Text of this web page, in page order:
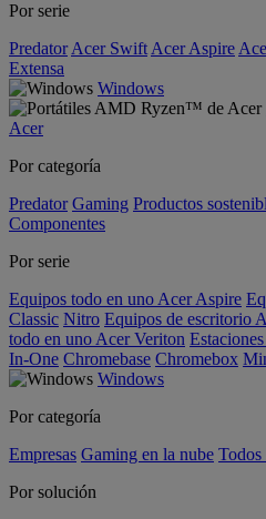
Por serie
Predator Acer Swift Acer Aspire
Extensa
Windows
Acer
Por categoría
Predator Gaming Productos
Componentes
Por serie
Equipos todo en uno Acer Aspire
Classic Nitro Equipos de escritorio
todo en uno Acer Veriton
In-One Chromebase Chromebox
Windows
Por categoría
Empresas Gaming en la nube Todos
Por solución